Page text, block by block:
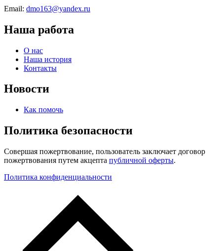
Email: dmo163@yandex.ru
Наша работа
О нас
Наша история
Контакты
Новости
Как помочь
Политика безопасности
Совершая пожертвование, пользователь заключает договор
пожертвования путем акцепта публичной оферты.
Политика конфиденциальности